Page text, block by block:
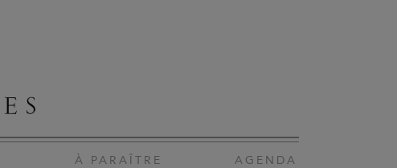
À PARAÎTRE AGENDA